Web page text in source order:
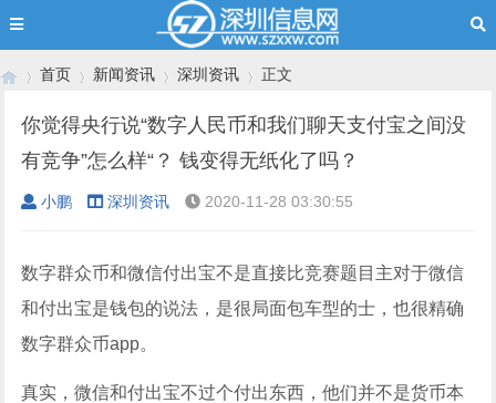
首页
›
新闻资讯 深圳资讯
›
正文
你觉得央行说“数字人民币和我们聊天支付宝之间没
有竞争”怎么样“？ 钱变得无纸化了吗？
小鹏 深圳资讯 2020-11-28 03:30:55
数字群众币和微信付出宝不是直接比竞赛题目主对于微信
和付出宝是钱包的说法，是很局面包车型的士，也很精确
数字群众币app。
真实，微信和付出宝不过个付出东西，他们并不是货币本